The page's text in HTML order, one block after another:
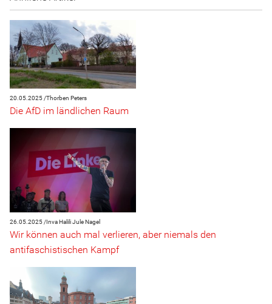
20.05.2025 /Thorben Peters
Die AfD im ländlichen Raum
26.05.2025 /Inva HaliliJule Nagel
Wir können auch mal verlieren, aber niemals den
antifaschistischen Kampf